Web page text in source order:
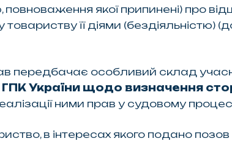
якої припинені) про
її діями (бездіяльністю)
передбачає особливий склад
України щодо визначення
ними прав у судовому
в інтересах якого подано